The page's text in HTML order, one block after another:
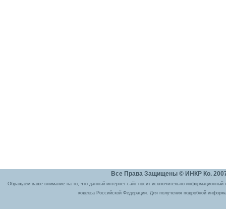
Все Права Защищены © ИНКР Ко.
Обращаем ваше внимание на то, что данный интернет-сайт носит исключительно
кодекса Российской Федерации. Для получения подробной